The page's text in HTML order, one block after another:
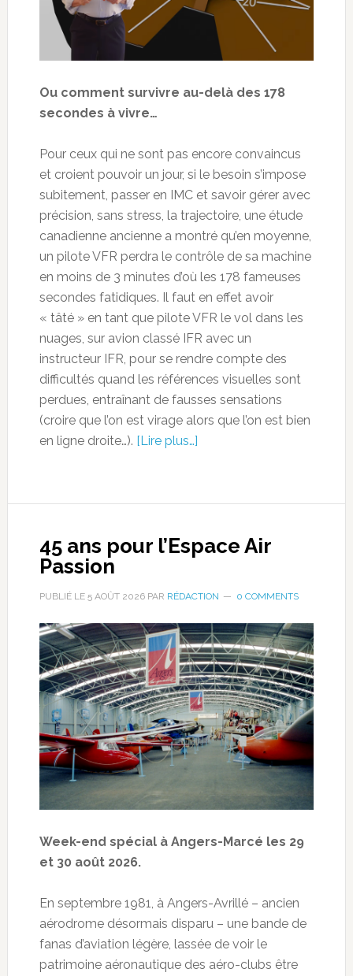
Ou comment survivre au-delà des 178
secondes à vivre…
Pour ceux qui ne sont pas encore convaincus
et croient pouvoir un jour, si le besoin s’impose
subitement, passer en IMC et savoir gérer avec
précision, sans stress, la trajectoire, une étude
canadienne ancienne a montré qu’en moyenne,
un pilote VFR perdra le contrôle de sa machine
en moins de 3 minutes d’où les 178 fameuses
secondes fatidiques. Il faut en effet avoir
« tâté » en tant que pilote VFR le vol dans les
nuages, sur avion classé IFR avec un
instructeur IFR, pour se rendre compte des
difficultés quand les références visuelles sont
perdues, entraînant de fausses sensations
(croire que l’on est virage alors que l’on est bien
en ligne droite…). [Lire plus…]
45 ans pour l’Espace Air
Passion
PUBLIÉ LE 5 AOÛT 2026PAR RÉDACTION 0 COMMENTS
Week-end spécial à Angers-Marcé les 29
et 30 août 2026.
En septembre 1981, à Angers-Avrillé – ancien
aérodrome désormais disparu – une bande de
fanas d’aviation légère, lassée de voir le
patrimoine aéronautique des aéro-clubs être